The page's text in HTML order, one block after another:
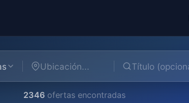
2346ofertas encontradas